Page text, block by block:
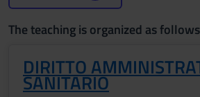
The teaching is organized as
DIRITTO
SANITARIO